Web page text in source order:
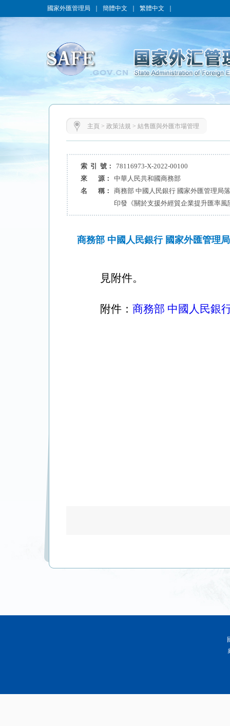
國家外匯管理局 簡體中文 繁體中文
主頁 > 政策法規 > 結售匯與外匯市場管理
索 引 號：
78116973-X-2022-00100
來 源：
中華人民共和國商務部
名 稱：
商務部 中國人民銀行 國家外匯管理局
印發《關於支援外經貿企業提升匯率風
商務部 中國人民銀行 國家外匯管理
見附件。
附件：商務部 中國人民銀